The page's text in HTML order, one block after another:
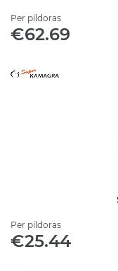
Per píldoras
€62.69
Per píldoras
€25.44